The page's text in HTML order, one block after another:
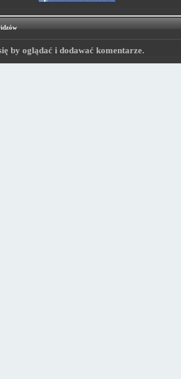
by oglądać i dodawać komentarze.